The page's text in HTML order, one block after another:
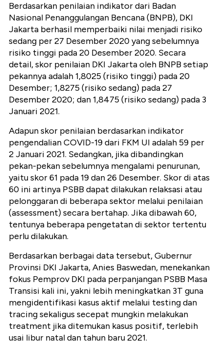
Berdasarkan penilaian indikator dari Badan
Nasional Penanggulangan Bencana (BNPB), DKI
Jakarta berhasil memperbaiki nilai menjadi risiko
sedang per 27 Desember 2020 yang sebelumnya
risiko tinggi pada 20 Desember 2020. Secara
detail, skor penilaian DKI Jakarta oleh BNPB setiap
pekannya adalah 1,8025 (risiko tinggi) pada 20
Desember; 1,8275 (risiko sedang) pada 27
Desember 2020; dan 1,8475 (risiko sedang) pada 3
Januari 2021.
Adapun skor penilaian berdasarkan indikator
pengendalian COVID-19 dari FKM UI adalah 59 per
2 Januari 2021. Sedangkan, jika dibandingkan
pekan-pekan sebelumnya mengalami penurunan,
yaitu skor 61 pada 19 dan 26 Desember. Skor di atas
60 ini artinya PSBB dapat dilakukan relaksasi atau
pelonggaran di beberapa sektor melalui penilaian
(assessment) secara bertahap. Jika dibawah 60,
tentunya beberapa pengetatan di sektor tertentu
perlu dilakukan.
Berdasarkan berbagai data tersebut, Gubernur
Provinsi DKI Jakarta, Anies Baswedan, menekankan
fokus Pemprov DKI pada perpanjangan PSBB Masa
Transisi kali ini, yakni lebih meningkatkan 3T guna
mengidentifikasi kasus aktif melalui testing dan
tracing sekaligus secepat mungkin melakukan
treatment jika ditemukan kasus positif, terlebih
usai libur natal dan tahun baru 2021.